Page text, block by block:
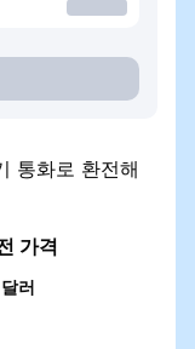
화로 환전해
가격
러